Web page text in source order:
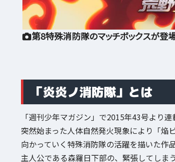
第8特殊消防隊のマッチボックスが登
「炎炎ノ消防隊」とは
「週刊少年マガジン」で2015年43号より
突然始まった人体自然発火現象により「焔
向かっていく特殊消防隊の活躍を描いた作
主人公である森羅日下部の、緊張してしま